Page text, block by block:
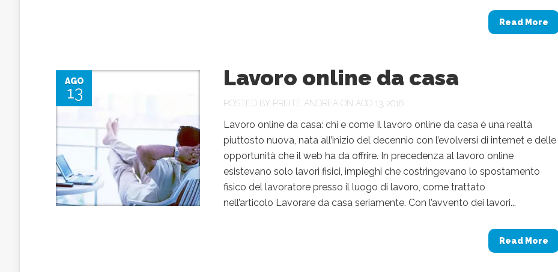
Read More
AGO
13
Lavoro online da casa
POSTED BY PREITE ANDREA ON AGO 13, 2016
Lavoro online da casa: chi e come Il lavoro online da casa è una realtà
piuttosto nuova, nata all’inizio del decennio con l’evolversi di internet e delle
opportunità che il web ha da offrire. In precedenza al lavoro online
esistevano solo lavori fisici, impieghi che costringevano lo spostamento
fisico del lavoratore presso il luogo di lavoro, come trattato
nell’articolo Lavorare da casa seriamente. Con l’avvento dei lavori...
Read More